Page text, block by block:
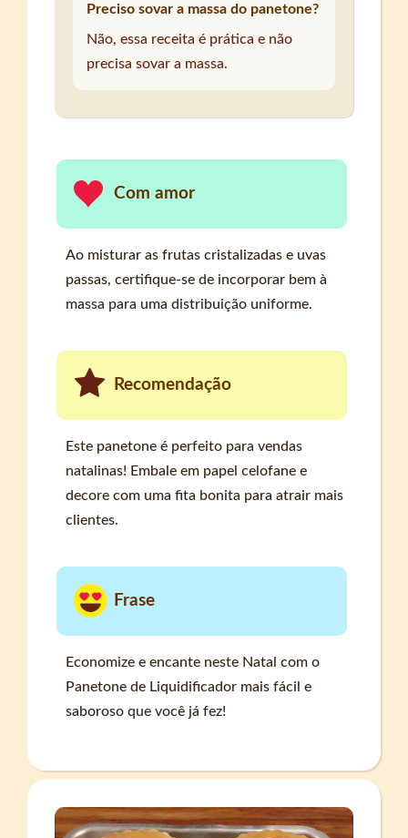
Preciso sovar a massa do panetone?
Não, essa receita é prática e não
precisa sovar a massa.
Com amor
Ao misturar as frutas cristalizadas e uvas
passas, certifique-se de incorporar bem à
massa para uma distribuição uniforme.
Recomendação
Este panetone é perfeito para vendas
natalinas! Embale em papel celofane e
decore com uma fita bonita para atrair mais
clientes.
Frase
Economize e encante neste Natal com o
Panetone de Liquidificador mais fácil e
saboroso que você já fez!